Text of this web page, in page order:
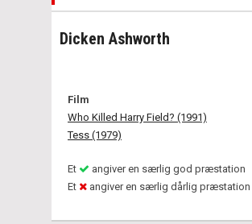
Dicken Ashworth
Film
Who Killed Harry Field? (1991)
Tess (1979)
Et
angiver en særlig god præstation
Et
angiver en særlig dårlig præstation